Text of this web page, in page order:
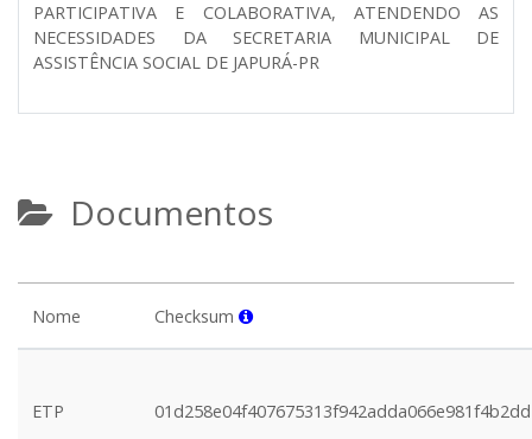
PARTICIPATIVA E COLABORATIVA, ATENDENDO AS
NECESSIDADES DA SECRETARIA MUNICIPAL DE
ASSISTÊNCIA SOCIAL DE JAPURÁ-PR
Documentos
Nome Checksum
ETP 01d258e04f407675313f942adda066e981f4b2dd